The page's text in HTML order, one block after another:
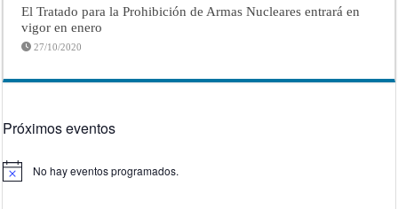
El Tratado para la Prohibición de Armas Nucleares entrará en
vigor en enero
27/10/2020
Próximos eventos
Aviso No hay eventos programados.